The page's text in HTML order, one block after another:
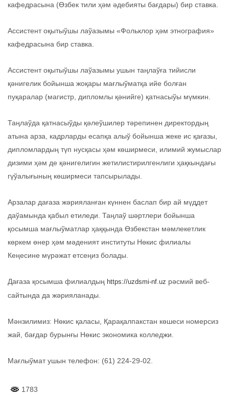
кафедрасына (Өзбек тили ҳәм әдебияты бағдары) бир ставка.
Ассистент оқытыўшы лаўазымы «Фольклор ҳәм этнография»
кафедрасына бир ставка.
Ассистент оқытыўшы лаўазымы ушын таңлаўға тийисли
қәнигелик бойынша жоқары мағлыўматқа ийе болған
пуқаралар (магистр, дипломлы қәнийге) қатнасыўы мүмкин.
Таңлаўда қатнасыўды қәлеўшилер тәрепинен директордың
атына арза, кадрларды есапқа алыў бойынша жеке ис қағазы,
дипломлардың түп нусқасы ҳәм көширмеси, илимий жумыслар
дизими ҳәм де қәнигелигин жетилистирилгенлиги ҳақкындағы
гүўалығының көширмеси тапсырылады.
Арзалар дағаза жәрияланған күннен баслап бир ай мүддет
даўамында қабыл етиледи. Таңлаў шәртлери бойынша
қосымша мағлыўматлар ҳаққында Өзбекстан мәмлекетлик
көркем өнер ҳәм мәденият институты Нөкис филиалы
Кеңесине мүрәжат етсеңиз болады.
Дағаза қосымша филиалдың https://uzdsmi-nf.uz рәсмий веб-
сайтында да жәрияланады.
Мәнзилимиз: Нөкис қаласы, Қарақалпакстан көшеси номерсиз
жай, бағдар бурынғы Нөкис экономика колледжи.
Мағлыўмат ушын телефон: (61) 224-29-02.
1783